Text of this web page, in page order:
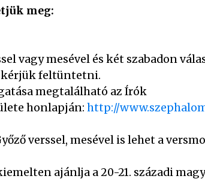
meg:
vagy mesével és két szabadon
kérjük feltüntetni.
megtalálható az Írók
honlapján: http://
verssel, mesével is lehet a
ajánlja a 20-21. századi